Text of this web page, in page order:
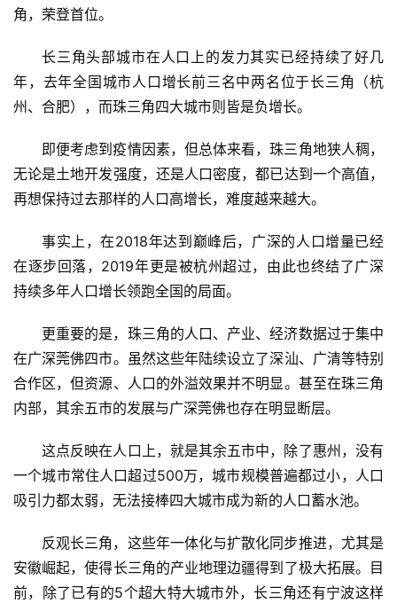
首
页
角，荣登首位。
长三角头部城市在人口上的发力其实已经持续了好几
年，去年全国城市人口增长前三名中两名位于长三角
（杭
州、合肥） ，而珠三角四大城市则皆是负增长。
即便考虑到疫情因素，但总体来看，珠三角地狭人稠，
无论是土地开发强度，还是人口密度，都已达到一个高值，
再想保持过去那样的人口高增长，难度越来越大。
事实上，在2018年达到巅峰后，广深的人口增量已经
在逐步回落，2019年更是被杭州超过，由此也终结了广深
持续多年人口增长领跑全国的局面。
更重要的是，珠三角的人口、产业、经济数据过于集中
在广深莞佛四市。虽然这些年陆续设立了深汕、广清等特别
合作区，但资源、人口的外溢效果并不明显。甚至在珠三角
内部，其余五市的发展与广深莞佛也存在明显断层。
这点反映在人口上，就是其余五市中，除了惠州，没有
一个城市常住人口超过500万，城市规模普遍都过小，人口
吸引力都太弱，无法接棒四大城市成为新的人口蓄水池。
反观长三角，这些年一体化与扩散化同步推进，尤其是
安徽崛起，使得长三角的产业地理边疆得到了极大拓展。目
前，除了已有的5个超大特大城市外，长三角还有宁波这样